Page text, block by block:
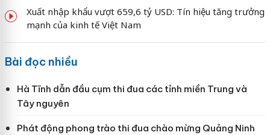
Xuất nhập khẩu vượt 659,6 tỷ USD: Tín hiệu tăng trưởng
mạnh của kinh tế Việt Nam
Bài đọc nhiều
Hà Tĩnh dẫn đầu cụm thi đua các tỉnh miền Trung và
Tây nguyên
Phát động phong trào thi đua chào mừng Quảng Ninh